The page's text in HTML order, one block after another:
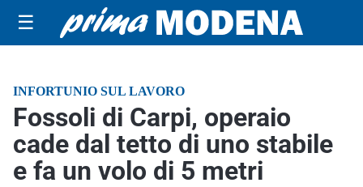
☰
INFORTUNIO SUL LAVORO
Fossoli di Carpi, operaio
cade dal tetto di uno stabile
e fa un volo di 5 metri